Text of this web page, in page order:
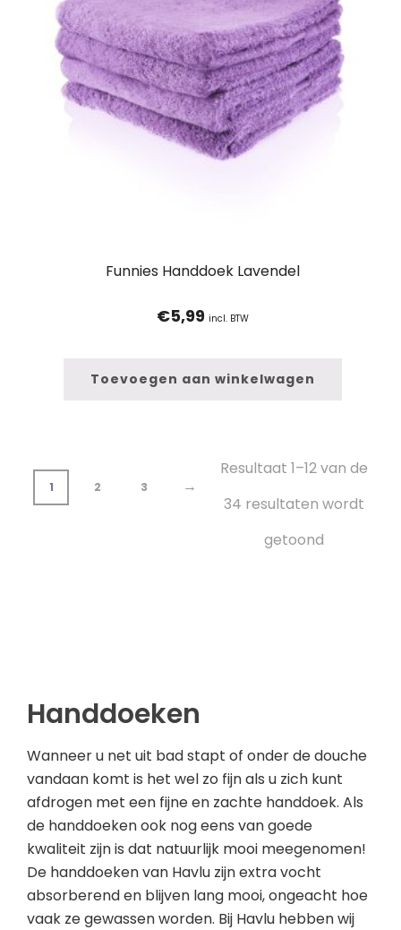
Funnies Handdoek Lavendel
€5,99 incl. BTW
Toevoegen aan winkelwagen
1 2 3 →
Resultaat 1–12 van de
34 resultaten wordt
getoond
Handdoeken
Wanneer u net uit bad stapt of onder de douche
vandaan komt is het wel zo fijn als u zich kunt
afdrogen met een fijne en zachte handdoek. Als
de handdoeken ook nog eens van goede
kwaliteit zijn is dat natuurlijk mooi meegenomen!
De handdoeken van Havlu zijn extra vocht
absorberend en blijven lang mooi, ongeacht hoe
vaak ze gewassen worden. Bij Havlu hebben wij